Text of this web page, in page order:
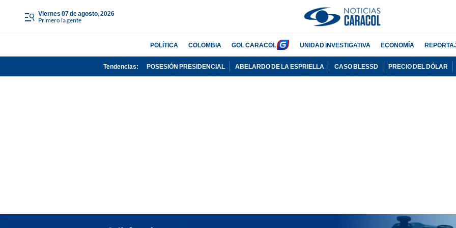
viernes 07 de agosto, 2026
Primero la gente
POLÍTICA COLOMBIA GOL CARACOL UNIDAD INVESTIGATIVA ECONOMÍA
Tendencias: POSESIÓN PRESIDENCIAL ABELARDO DE LA ESPRIELLA CASO BLESSD PRECIO DEL DÓLAR